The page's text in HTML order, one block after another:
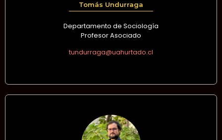
Tomás Undurraga
Departamento de Sociología
Profesor Asociado
tundurraga@uahurtado.cl